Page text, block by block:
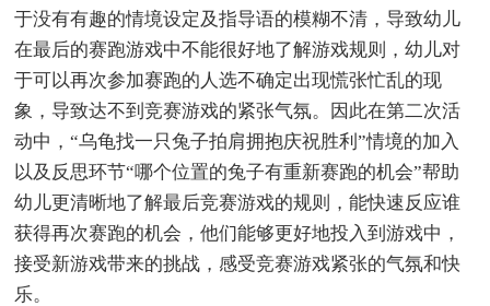
于没有有趣的情境设定及指导语的模糊不清，导致幼儿
在最后的赛跑游戏中不能很好地了解游戏规则，幼儿对
于可以再次参加赛跑的人选不确定出现慌张忙乱的现
象，导致达不到竞赛游戏的紧张气氛。因此在第二次活
动中，“乌龟找一只兔子拍肩拥抱庆祝胜利”情境的加入
以及反思环节“哪个位置的兔子有重新赛跑的机会”帮助
幼儿更清晰地了解最后竞赛游戏的规则，能快速反应谁
获得再次赛跑的机会，他们能够更好地投入到游戏中，
接受新游戏带来的挑战，感受竞赛游戏紧张的气氛和快
乐。